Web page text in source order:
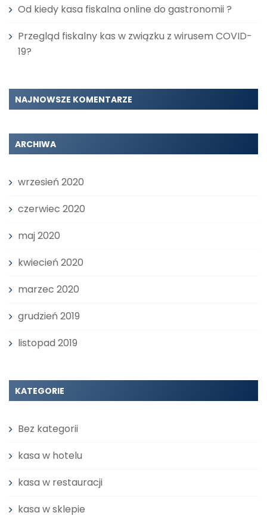
Od kiedy kasa fiskalna online do gastronomii ?
Przegląd fiskalny kas w związku z wirusem COVID-
19?
NAJNOWSZE KOMENTARZE
ARCHIWA
wrzesień 2020
czerwiec 2020
maj 2020
kwiecień 2020
marzec 2020
grudzień 2019
listopad 2019
KATEGORIE
Bez kategorii
kasa w hotelu
kasa w restauracji
kasa w sklepie